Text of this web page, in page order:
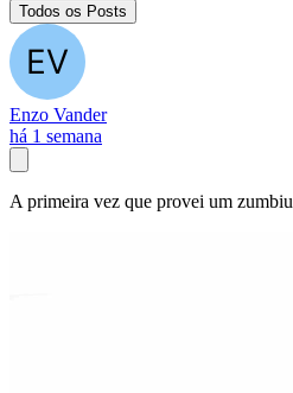
Todos os Posts
Enzo Vander
há 1 semana
A primeira vez que provei um zumbiu